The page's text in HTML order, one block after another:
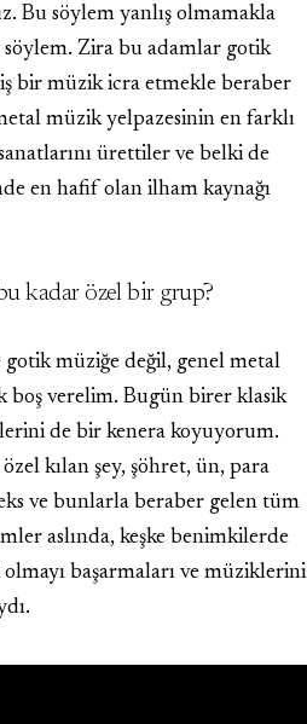
Bu söylem yanlış olmamakla
Zira bu adamlar gotik
bir müzik icra etmekle beraber
müzik yelpazesinin en farklı
ürettiler ve belki de
en hafif olan ilham kaynağı
kadar özel bir grup?
gotik müziğe değil, genel metal
boş verelim. Bugün birer klasik
de bir kenera koyuyorum.
kılan şey, şöhret, ün, para
ve bunlarla beraber gelen tüm
aslında, keşke benimkilerde
başarmaları ve müziklerini